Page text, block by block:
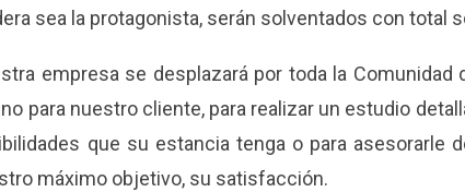
sea la protagonista, serán solventados con total
empresa se desplazará por toda la
para nuestro cliente, para realizar un estudio
que su estancia tenga o para asesorarle
máximo objetivo, su satisfacción.